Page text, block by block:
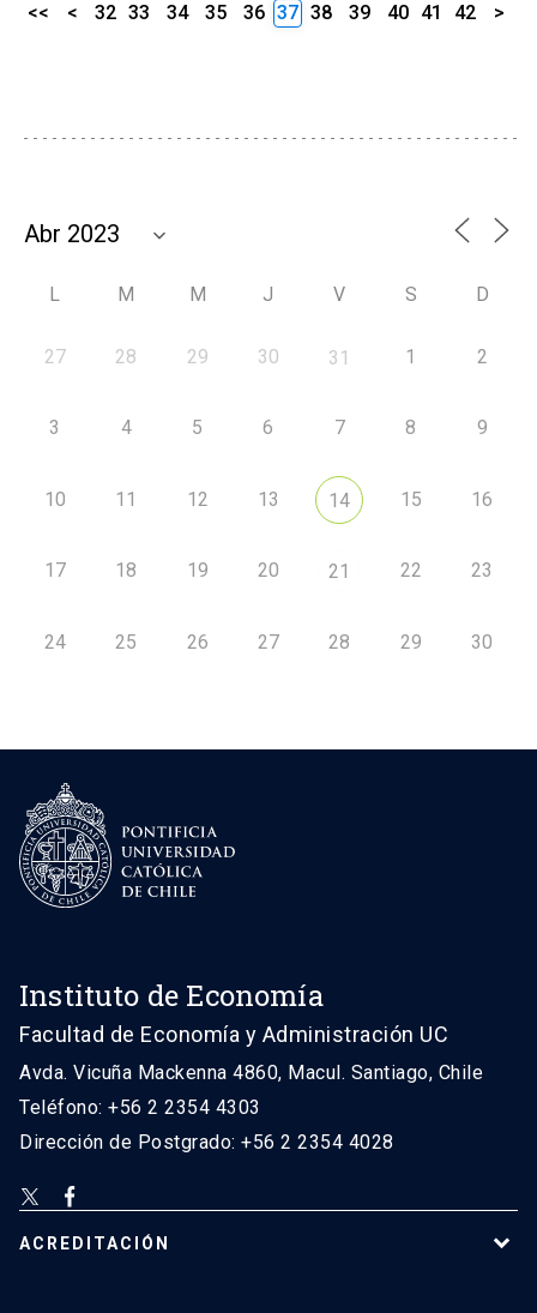
<< < 32 33 34 35 36 37 38 39 40 41 42 >
L M M J V S D
27 28 29 30 31 1 2
3 4 5 6 7 8 9
10 11 12 13 14 15 16
17 18 19 20 21 22 23
24 25 26 27 28 29 30
Instituto de Economía
Facultad de Economía y Administración UC
Avda. Vicuña Mackenna 4860, Macul. Santiago, Chile
Teléfono: +56 2 2354 4303
Dirección de Postgrado: +56 2 2354 4028
ACREDITACIÓN